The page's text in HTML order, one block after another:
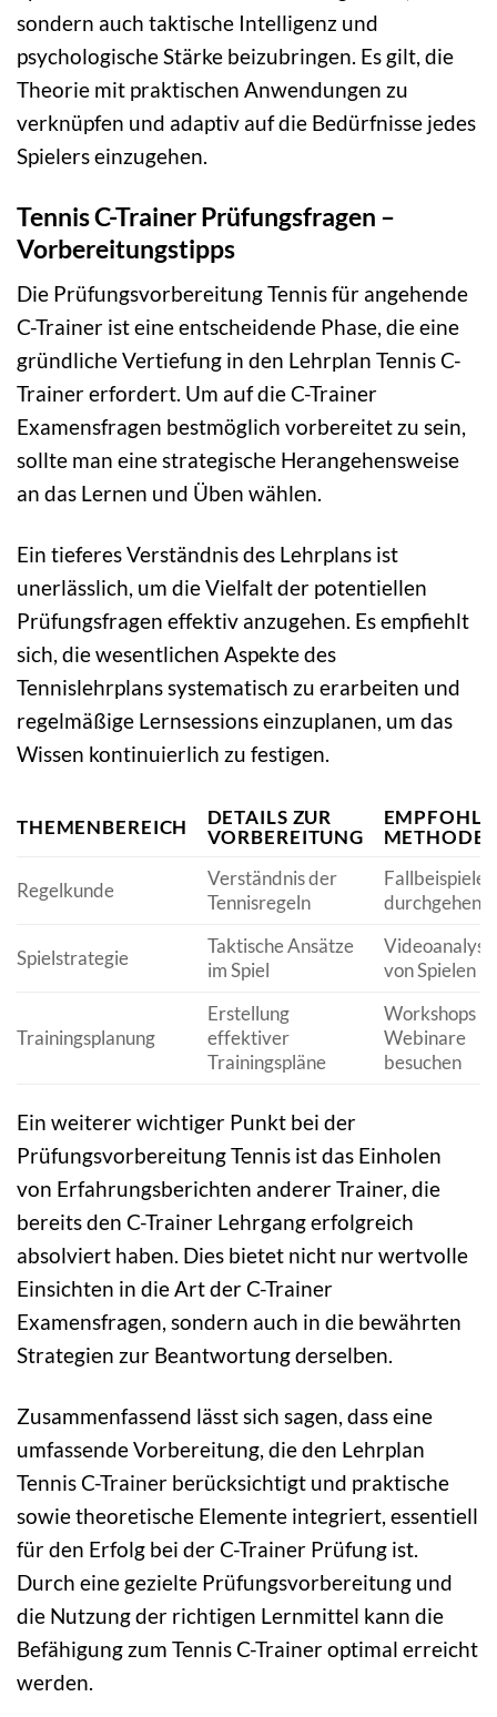
sondern auch taktische Intelligenz und
psychologische Stärke beizubringen. Es gilt, die
Theorie mit praktischen Anwendungen zu
verknüpfen und adaptiv auf die Bedürfnisse jedes
Spielers einzugehen.
Tennis C-Trainer Prüfungsfragen –
Vorbereitungstipps
Die Prüfungsvorbereitung Tennis für angehende
C-Trainer ist eine entscheidende Phase, die eine
gründliche Vertiefung in den Lehrplan Tennis C-
Trainer erfordert. Um auf die C-Trainer
Examensfragen bestmöglich vorbereitet zu sein,
sollte man eine strategische Herangehensweise
an das Lernen und Üben wählen.
Ein tieferes Verständnis des Lehrplans ist
unerlässlich, um die Vielfalt der potentiellen
Prüfungsfragen effektiv anzugehen. Es empfiehlt
sich, die wesentlichen Aspekte des
Tennislehrplans systematisch zu erarbeiten und
regelmäßige Lernsessions einzuplanen, um das
Wissen kontinuierlich zu festigen.
THEMENBEREICH
DETAILS ZUR
VORBEREITUNG
Regelkunde
Verständnis der
Tennisregeln
Fallbeispiele
durchgehen
Spielstrategie
Taktische Ansätze
im Spiel
von Spielen
Trainingsplanung
Erstellung
effektiver
Trainingspläne
Workshops
Webinare
besuchen
Ein weiterer wichtiger Punkt bei der
Prüfungsvorbereitung Tennis ist das Einholen
von Erfahrungsberichten anderer Trainer, die
bereits den C-Trainer Lehrgang erfolgreich
absolviert haben. Dies bietet nicht nur wertvolle
Einsichten in die Art der C-Trainer
Examensfragen, sondern auch in die bewährten
Strategien zur Beantwortung derselben.
Zusammenfassend lässt sich sagen, dass eine
umfassende Vorbereitung, die den Lehrplan
Tennis C-Trainer berücksichtigt und praktische
sowie theoretische Elemente integriert, essentiell
für den Erfolg bei der C-Trainer Prüfung ist.
Durch eine gezielte Prüfungsvorbereitung und
die Nutzung der richtigen Lernmittel kann die
Befähigung zum Tennis C-Trainer optimal erreicht
werden.